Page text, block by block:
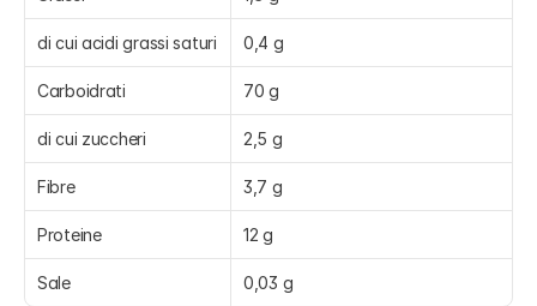
di cui acidi grassi saturi 0,4 g
Carboidrati 70 g
di cui zuccheri 2,5 g
Fibre 3,7 g
Proteine 12 g
Sale 0,03 g